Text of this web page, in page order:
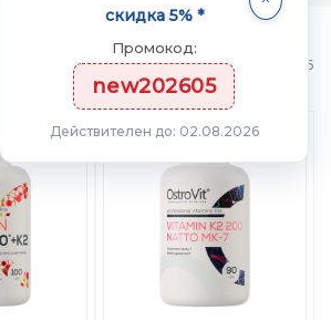
товаров из 46
Добавить
Вишлист
Добавить
Вишлист
скидка 5% *
Промокод:
new202605
Действителен до: 02.08.2026